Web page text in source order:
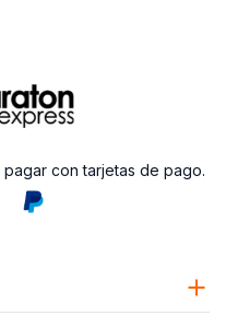
con tarjetas de pago.